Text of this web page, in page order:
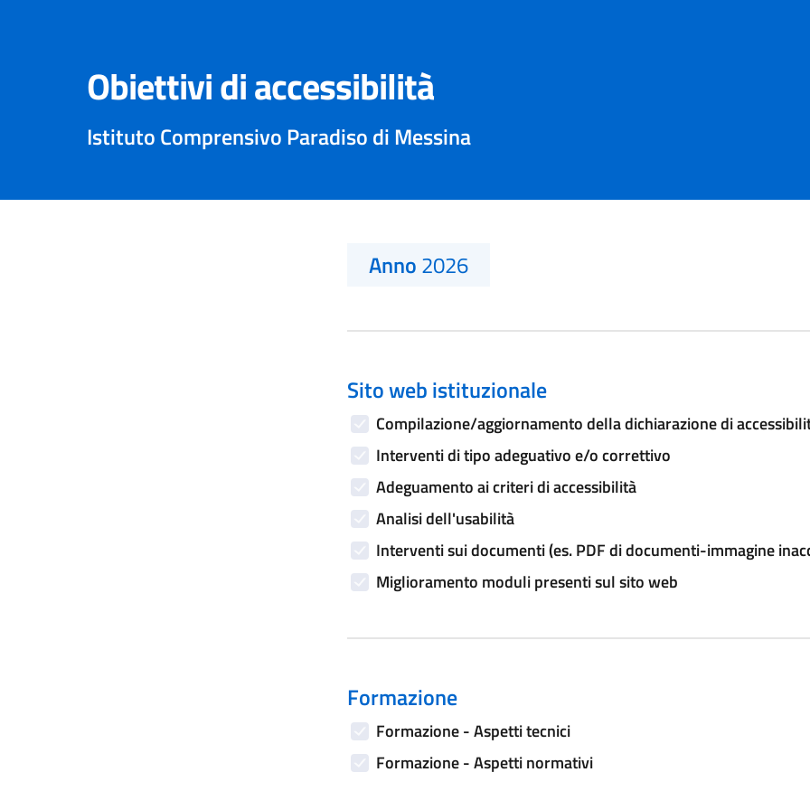
Obiettivi di accessibilità
Istituto Comprensivo Paradiso di Messina
Anno2026
Sito web istituzionale
Compilazione/aggiornamento della dichiarazione di
Interventi di tipo adeguativo e/o correttivo
Adeguamento ai criteri di accessibilità
Analisi dell'usabilità
Interventi sui documenti (es. PDF di documenti-immagine
Miglioramento moduli presenti sul sito web
Formazione
Formazione - Aspetti tecnici
Formazione - Aspetti normativi